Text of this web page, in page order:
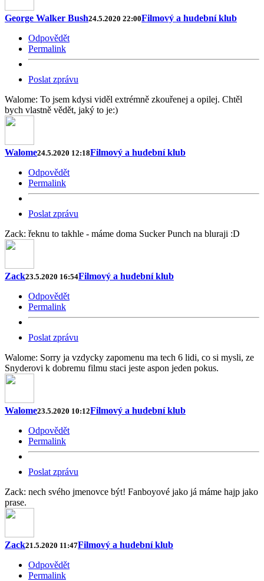
George Walker Bush24.5.2020 22:00Filmový a hudební klub
Odpovědět
Permalink
Poslat zprávu
Walome: To jsem kdysi viděl extrémně zkouřenej a opilej. Chtěl
bych vlastně vědět, jaký to je:)
Walome24.5.2020 12:18Filmový a hudební klub
Odpovědět
Permalink
Poslat zprávu
Zack: řeknu to takhle - máme doma Sucker Punch na bluraji :D
Zack23.5.2020 16:54Filmový a hudební klub
Odpovědět
Permalink
Poslat zprávu
Walome: Sorry ja vzdycky zapomenu ma tech 6 lidi, co si mysli, ze
Snyderovi k dobremu filmu staci jeste aspon jeden pokus.
Walome23.5.2020 10:12Filmový a hudební klub
Odpovědět
Permalink
Poslat zprávu
Zack: nech svého jmenovce být! Fanboyové jako já máme hajp jako
prase.
Zack21.5.2020 11:47Filmový a hudební klub
Odpovědět
Permalink